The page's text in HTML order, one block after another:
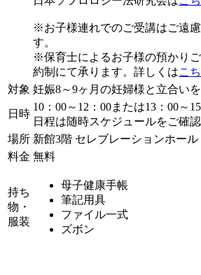
※お子様連れでのご受講はご遠
す。
※保育士によるお子様の預かり
約制にて承ります。詳しくはこ
対象 妊娠8～9ヶ月の妊婦様と立合い
日時
10：00～12：00または13：00～
日程は随時スケジュールをご確
場所 新館3階 セレブレーションホール
料金 無料
持ち
物・
服装
母子健康手帳
筆記用具
ファイル一式
ズボン